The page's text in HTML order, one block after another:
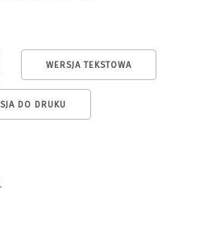
WERSJA TEKSTOWA
DO DRUKU